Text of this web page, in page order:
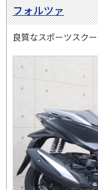
フォルツァ
良質なスポーツスク